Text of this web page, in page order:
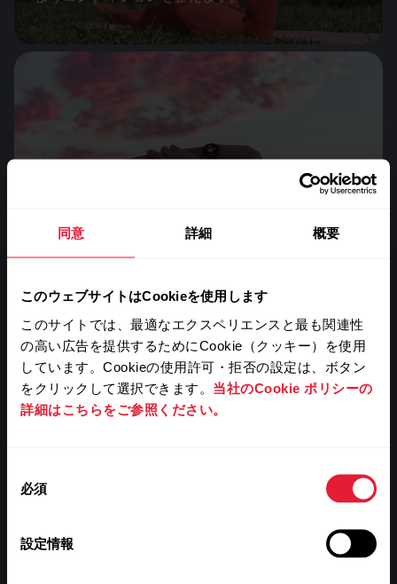
同意 詳細 概要
このウェブサイトはCookieを使用します
このサイトでは、最適なエクスペリエンスと最も関連性
の高い広告を提供するためにCookie（クッキー）を使用
しています。Cookieの使用許可・拒否の設定は、ボタン
をクリックして選択できます。 当社のCookie ポリシーの
詳細はこちらをご参照ください。
必須
設定情報
ウェルネス
総体的なウェルビーイングとリズムを通して、生活
バランスを取り戻すお手伝いをします。
目標に向かって進む
あなたの一歩一歩を
サポートします